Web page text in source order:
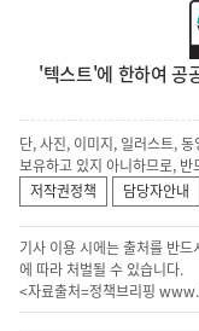
'텍스트'에 한하여 공
단, 사진, 이미지, 일러스트,
보유하고 있지 아니하므로,
저작권정책
담당자안내
기사 이용 시에는 출처를 반
에 따라 처벌될 수 있습니다.
<자료출처=정책브리핑